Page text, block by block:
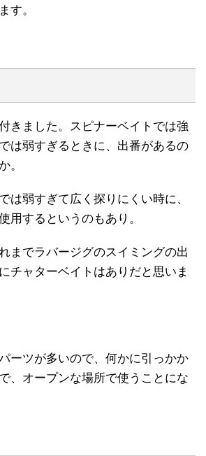
す。
きました。スピナーベイトでは強
は弱すぎるときに、出番があるの
。
は弱すぎて広く探りにくい時に、
用するというのもあり。
までラバージグのスイミングの出
チャターベイトはありだと思いま
ーツが多いので、何かに引っかか
、オープンな場所で使うことにな